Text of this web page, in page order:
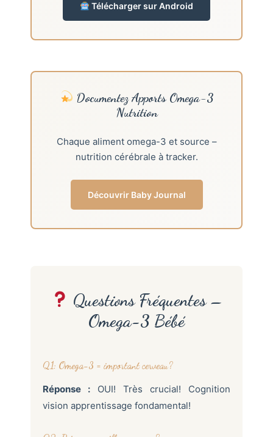
Télécharger sur Android
Documentez Apports Omega-3
Nutrition
Chaque aliment omega-3 et source –
nutrition cérébrale à tracker.
Découvrir Baby Journal
Questions Fréquentes –
Omega-3 Bébé
Q1: Omega-3 = important cerveau?
Réponse : OUI! Très crucial! Cognition
vision apprentissage fondamental!